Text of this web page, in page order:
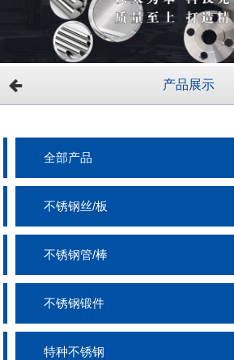
产品展示
全部产品
不锈钢丝/板
不锈钢管/棒
不锈钢锻件
特种不锈钢